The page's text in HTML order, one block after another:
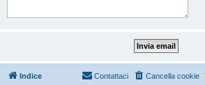
Indice Cancella cookie
Contattaci